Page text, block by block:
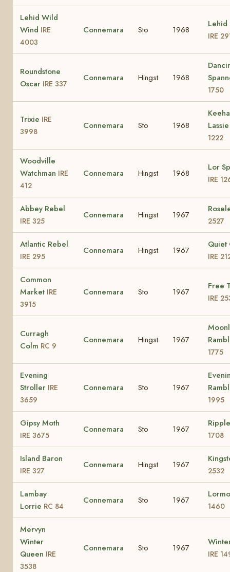
Lehid Wild
Wind IRE
4003
Connemara Sto 1968
Lehid
IRE
Roundstone
Oscar IRE 337
Connemara Hingst 1968
1750
Trixie IRE
3998
Connemara Sto 1968
1222
Woodville
Watchman IRE
412
Connemara Hingst 1968
Lor
IRE
Abbey Rebel
IRE 325
Connemara Hingst 1967
2527
Atlantic Rebel
IRE 295
Connemara Hingst 1967
Quiet
IRE
Common
Market IRE
3915
Connemara Sto 1967
Free
IRE
Curragh
Colm RC 9
Connemara Hingst 1967
1775
Evening
Stroller IRE
3659
Connemara Sto 1967
1995
Gipsy Moth
IRE 3675
Connemara Sto 1967
1708
Island Baron
IRE 327
Connemara Hingst 1967
2532
Lambay
Lorrie RC 84
Connemara Sto 1967
1460
Mervyn
Winter
Queen IRE
3538
Connemara Sto 1967
IRE